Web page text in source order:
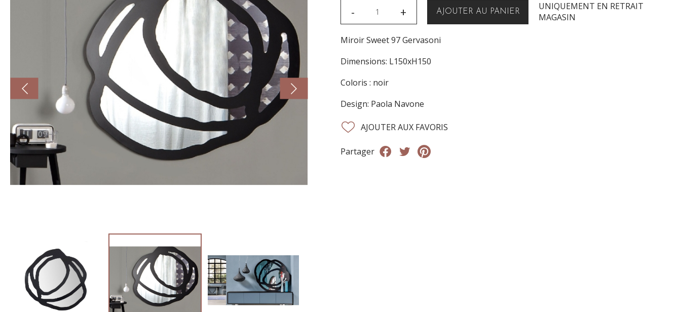
- + AJOUTER AU PANIER
UNIQUEMENT EN RETRAIT
MAGASIN
Miroir Sweet 97 Gervasoni
Dimensions: L150xH150
Coloris : noir
Design: Paola Navone
AJOUTER AUX FAVORIS
Partager